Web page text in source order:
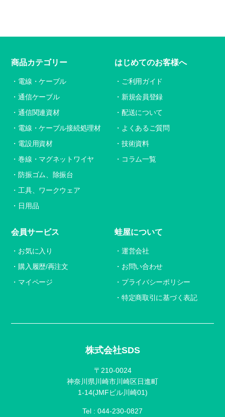
株式会社SDS
〒210-0024
神奈川県川崎市川崎区日進町
1-14(JMFビル川崎01)
Tel : 044-230-0827
商品カテゴリー
電線・ケーブル
通信ケーブル
通信関連資材
電線・ケーブル接続処理材
電設用資材
巻線・マグネットワイヤ
防振ゴム、除振台
工具、ワークウェア
日用品
はじめてのお客様へ
ご利用ガイド
新規会員登録
配送について
よくあるご質問
技術資料
コラム一覧
会員サービス
お気に入り
購入履歴/再注文
マイページ
蛙屋について
運営会社
お問い合わせ
プライバシーポリシー
特定商取引に基づく表記